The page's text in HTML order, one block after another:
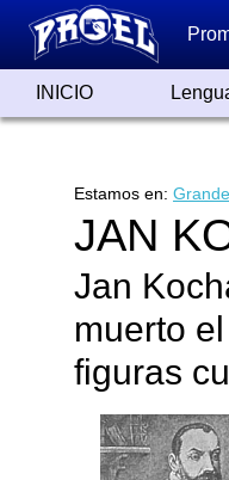
INICIO
Estamos en:
JAN
Jan
muerto
figuras